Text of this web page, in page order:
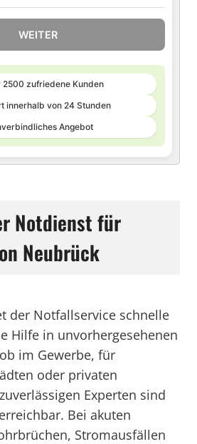
WEITER
2500 zufriedene Kunden
innerhalb von 24 Stunden
Angebot
Notdienst für
Neubrück
der Notfallservice schnelle
Hilfe in unvorhergesehenen
im Gewerbe, für
oder privaten
Experten sind
Bei akuten
Stromausfällen